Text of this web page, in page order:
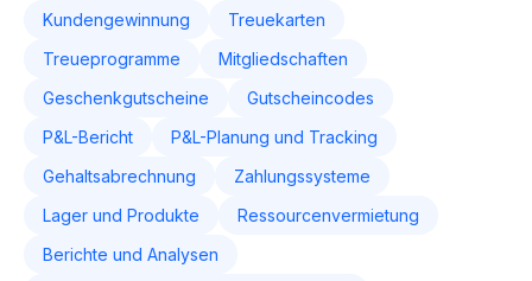
Kundengewinnung
Treuekarten
Treueprogramme
Mitgliedschaften
Geschenkgutscheine
Gutscheincodes
P&L-Bericht
P&L-Planung und Tracking
Gehaltsabrechnung
Zahlungssysteme
Lager und Produkte
Ressourcenvermietung
Berichte und Analysen